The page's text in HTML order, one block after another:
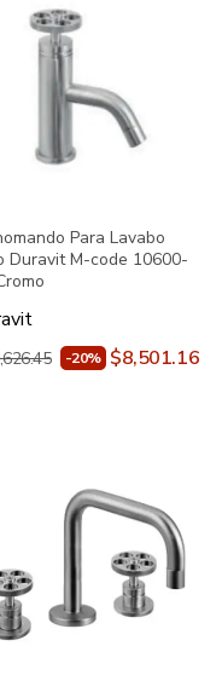
Para Lavabo
Duravit M-code 10600-
-20% $8,501.16